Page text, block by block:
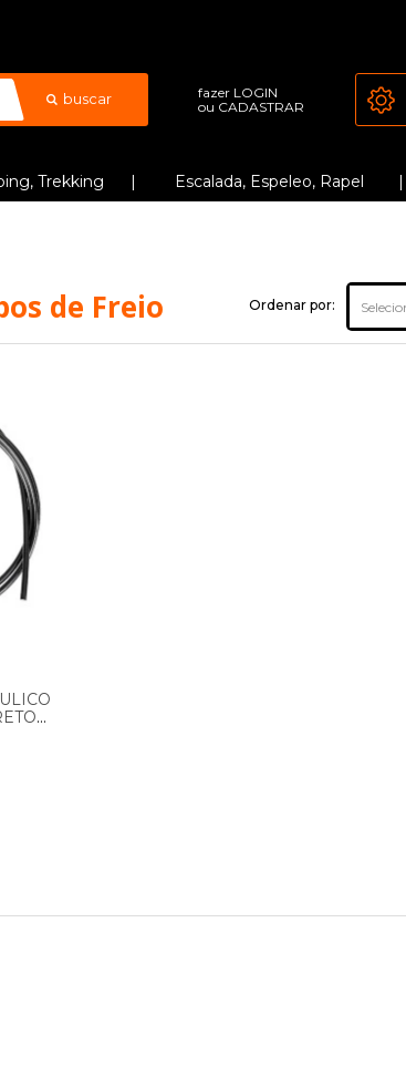
buscar fazer LOGIN
ou CADASTRAR
Trekking Escalada, Espeleo, Rapel
de Freio Ordenar por: